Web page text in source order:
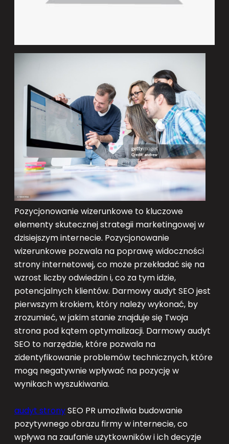
Pozycjonowanie wizerunkowe to kluczowe
elementy skutecznej strategii marketingowej w
dzisiejszym internecie. Pozycjonowanie
wizerunkowe pozwala na poprawę widoczności
strony internetowej, co może przekładać się na
wzrost liczby odwiedzin i, co za tym idzie,
potencjalnych klientów. Darmowy audyt SEO jest
pierwszym krokiem, który należy wykonać, by
zrozumieć, w jakim stanie znajduje się Twoja
strona pod kątem optymalizacji. Darmowy audyt
SEO to narzędzie, które pozwala na
zidentyfikowanie problemów technicznych, które
mogą negatywnie wpływać na pozycję w
wynikach wyszukiwania.
audyt stronySEO PR umożliwia budowanie
pozytywnego obrazu firmy w internecie, co
wpływa na zaufanie użytkowników i ich decyzje